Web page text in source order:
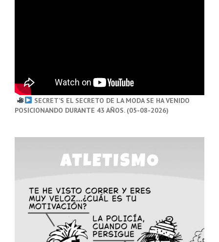
SECRET’S EL SECRETO DE LA MODA SE HA VENIDO
POSICIONANDO DURANTE 43 AÑOS. (05-08-2026)